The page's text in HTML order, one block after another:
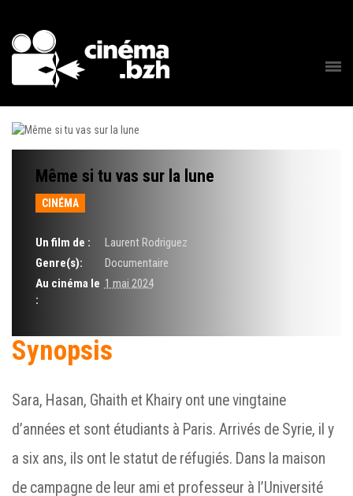
Même si tu vas sur la lune
CINÉMA
Un film de :
Laurent Rodriguez
Genre(s):
Documentaire
Au cinéma le
:
1 mai 2024
Synopsis
Sara, Hasan, Ghaith et Khairy ont une vingtaine
d’années et sont étudiants à Paris. Arrivés de Syrie, il y
a six ans, ils ont le statut de réfugiés. Dans la maison
de campagne de leur ami et professeur à l’Université